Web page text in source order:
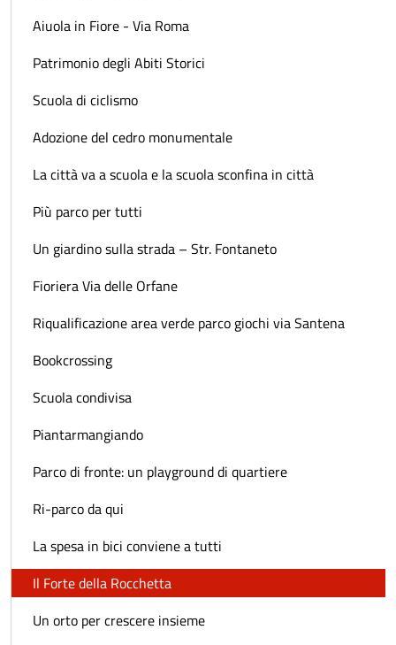
Aiuola in Fiore - Via Roma
Patrimonio degli Abiti Storici
Scuola di ciclismo
Adozione del cedro monumentale
La città va a scuola e la scuola sconfina in città
Più parco per tutti
Un giardino sulla strada – Str. Fontaneto
Fioriera Via delle Orfane
Riqualificazione area verde parco giochi via Santena
Bookcrossing
Scuola condivisa
Piantarmangiando
Parco di fronte: un playground di quartiere
Ri-parco da qui
La spesa in bici conviene a tutti
Il Forte della Rocchetta
Un orto per crescere insieme